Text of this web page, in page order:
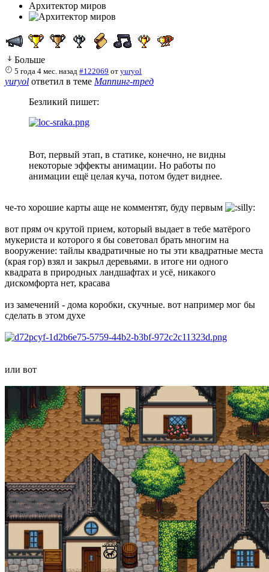
Архитектор миров
Больше
5 года 4 мес. назад #122069 отyuryol
yuryol ответил в теме Маппинг-тред
Безликий пишет:
Вот, первый этап, в статике, конечно, не видны
некоторые эффекты анимации. Но работы по
анимации ещё целая куча, потом будет виднее.
че-то хорошие карты аще не комментят, буду первым
вот прям оч крутой прием, который выдает в тебе матёрого
мукериста и которого я бы советовал брать многим на
вооружение: тайлы квадратичные но ты эти квадратные места
(края гор) взял и закрыл деревьями. в итоге ни одного
квадрата в природных ландшафтах и усё, никакого
дискомфорта нет, красава
из замечений - дома коробки, скучные. вот например мог бы
сделать в этом духе
или вот